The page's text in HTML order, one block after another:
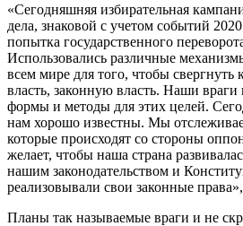
«Сегодняшняя избирательная
дела, знаковой с учетом событий
попытка государственного
Использовались различные
всем мире для того, чтобы
власть, законную власть. Наши
формы и методы для этих целей.
нам хорошо известны. Мы
которые происходят со стороны
желает, чтобы наша страна
нашим законодательством и
реализовывали свои законные
Планы так называемые враги и не